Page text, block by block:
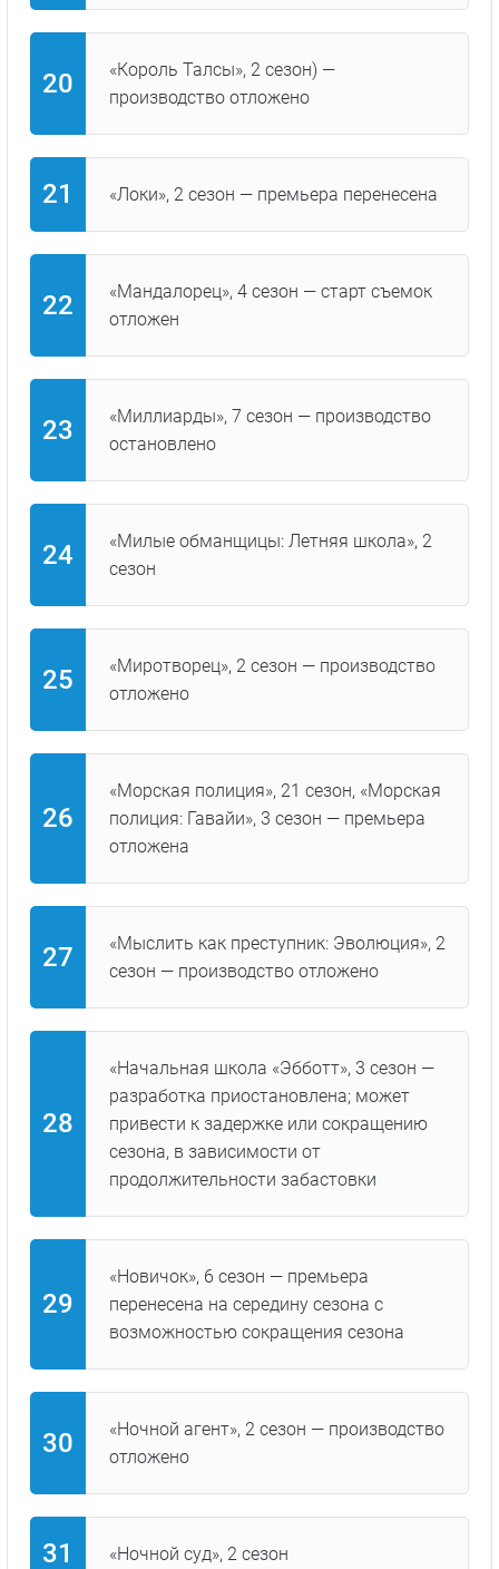
«Король Талсы», 2 сезон) —
производство отложено
«Локи», 2 сезон — премьера перенесена
«Мандалорец», 4 сезон — старт съемок
отложен
«Миллиарды», 7 сезон — производство
остановлено
«Милые обманщицы: Летняя школа», 2
сезон
«Миротворец», 2 сезон — производство
отложено
«Морская полиция», 21 сезон, «Морская
полиция: Гавайи», 3 сезон — премьера
отложена
«Мыслить как преступник: Эволюция», 2
сезон — производство отложено
«Начальная школа «Эбботт», 3 сезон —
разработка приостановлена; может
привести к задержке или сокращению
сезона, в зависимости от
продолжительности забастовки
«Новичок», 6 сезон — премьера
перенесена на середину сезона с
возможностью сокращения сезона
«Ночной агент», 2 сезон — производство
отложено
«Ночной суд», 2 сезон